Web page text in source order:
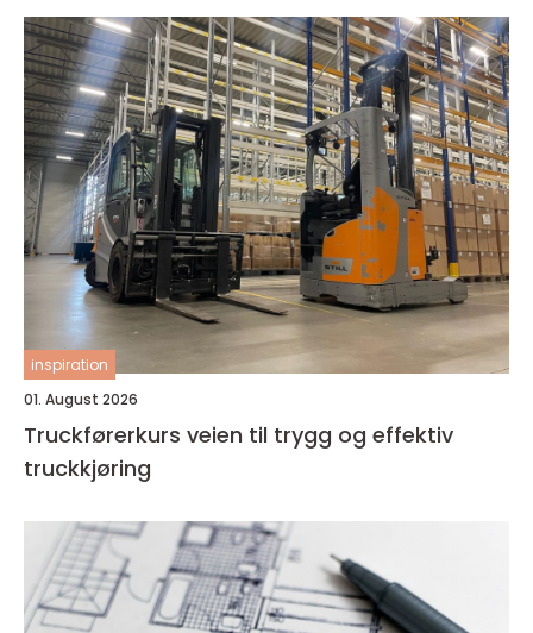
inspiration
01. August 2026
Truckførerkurs veien til trygg og effektiv
truckkjøring